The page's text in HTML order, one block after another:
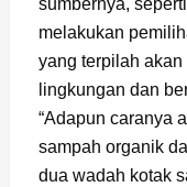
sumbernya,
melakukan
yang terpilah
lingkungan dan
“Adapun caranya
sampah organik
dua wadah kotak